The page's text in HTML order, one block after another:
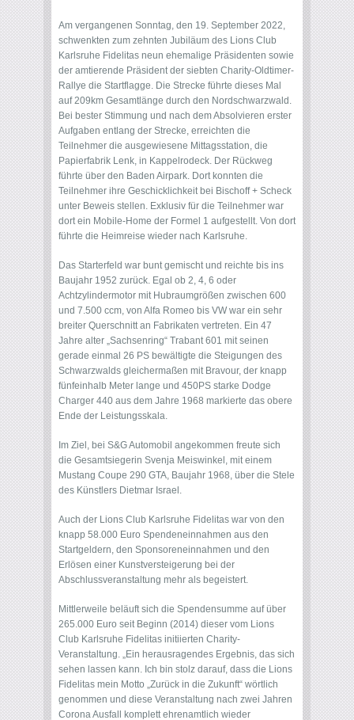
Am vergangenen Sonntag, den 19. September 2022,
schwenkten zum zehnten Jubiläum des Lions Club
Karlsruhe Fidelitas neun ehemalige Präsidenten sowie
der amtierende Präsident der siebten Charity-Oldtimer-
Rallye die Startflagge. Die Strecke führte dieses Mal
auf 209km Gesamtlänge durch den Nordschwarzwald.
Bei bester Stimmung und nach dem Absolvieren erster
Aufgaben entlang der Strecke, erreichten die
Teilnehmer die ausgewiesene Mittagsstation, die
Papierfabrik Lenk, in Kappelrodeck. Der Rückweg
führte über den Baden Airpark. Dort konnten die
Teilnehmer ihre Geschicklichkeit bei Bischoff + Scheck
unter Beweis stellen. Exklusiv für die Teilnehmer war
dort ein Mobile-Home der Formel 1 aufgestellt. Von dort
führte die Heimreise wieder nach Karlsruhe.
Das Starterfeld war bunt gemischt und reichte bis ins
Baujahr 1952 zurück. Egal ob 2, 4, 6 oder
Achtzylindermotor mit Hubraumgrößen zwischen 600
und 7.500 ccm, von Alfa Romeo bis VW war ein sehr
breiter Querschnitt an Fabrikaten vertreten. Ein 47
Jahre alter „Sachsenring“ Trabant 601 mit seinen
gerade einmal 26 PS bewältigte die Steigungen des
Schwarzwalds gleichermaßen mit Bravour, der knapp
fünfeinhalb Meter lange und 450PS starke Dodge
Charger 440 aus dem Jahre 1968 markierte das obere
Ende der Leistungsskala.
Im Ziel, bei S&G Automobil angekommen freute sich
die Gesamtsiegerin Svenja Meiswinkel, mit einem
Mustang Coupe 290 GTA, Baujahr 1968, über die Stele
des Künstlers Dietmar Israel.
Auch der Lions Club Karlsruhe Fidelitas war von den
knapp 58.000 Euro Spendeneinnahmen aus den
Startgeldern, den Sponsoreneinnahmen und den
Erlösen einer Kunstversteigerung bei der
Abschlussveranstaltung mehr als begeistert.
Mittlerweile beläuft sich die Spendensumme auf über
265.000 Euro seit Beginn (2014) dieser vom Lions
Club Karlsruhe Fidelitas initiierten Charity-
Veranstaltung. „Ein herausragendes Ergebnis, das sich
sehen lassen kann. Ich bin stolz darauf, dass die Lions
Fidelitas mein Motto „Zurück in die Zukunft“ wörtlich
genommen und diese Veranstaltung nach zwei Jahren
Corona Ausfall komplett ehrenamtlich wieder